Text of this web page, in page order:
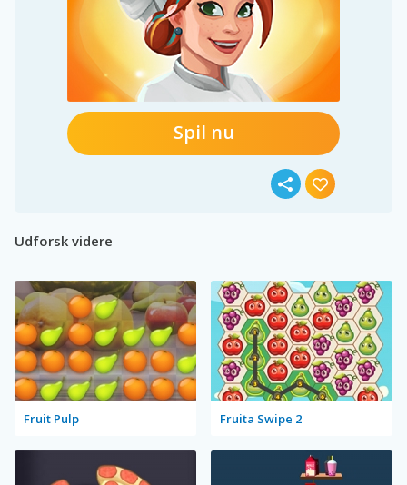
Spil nu
Udforsk videre
Fruit Pulp Fruita Swipe 2